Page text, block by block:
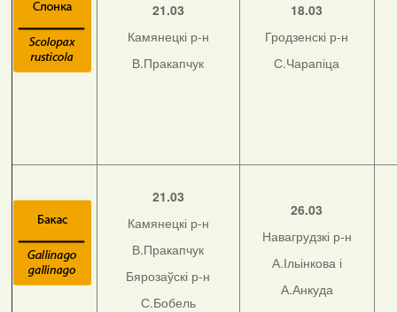
21.03
Камянецкі р-н
В.Пракапчук
18.03
Гродзенскі р-н
С.Чарапіца
21.03
Камянецкі р-н
В.Пракапчук
Бярозаўскі р-н
С.Бобель
26.03
Навагрудзкі р-н
А.Ільінкова і
А.Анкуда